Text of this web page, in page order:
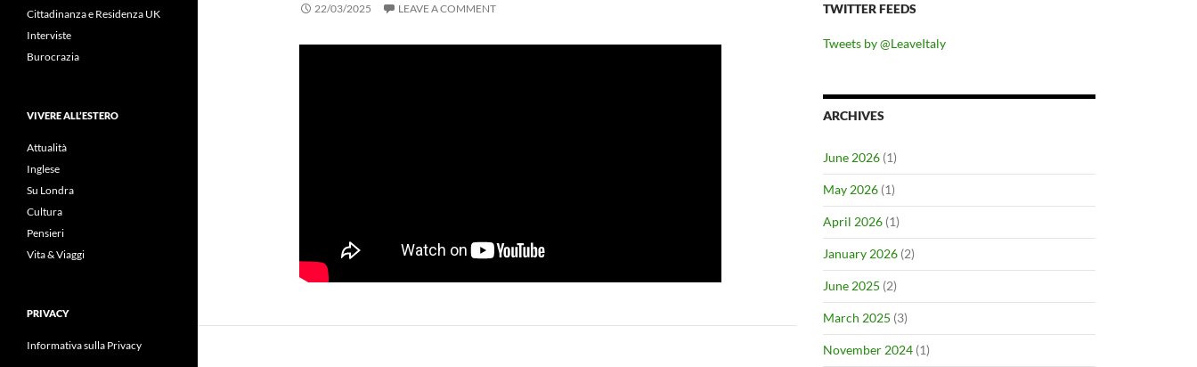
22/03/2025 LEAVE A COMMENT TWITTER FEEDS
Tweets by @LeaveItaly
ARCHIVES
June 2026 (1)
May 2026 (1)
April 2026 (1)
January 2026 (2)
June 2025 (2)
March 2025 (3)
November 2024 (1)
Cittadinanza e Residenza UK
Interviste
Burocrazia
VIVERE ALL’ESTERO
Attualità
Inglese
Su Londra
Cultura
Pensieri
Vita & Viaggi
PRIVACY
Informativa sulla Privacy